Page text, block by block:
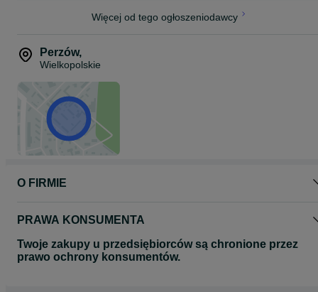
Proszę o kontakt telefoniczny lub za pomocą formularza OLX
Zapraszamy do zapoznania się z całą naszą ofertą felg na naszej
stronie www.dawmac.eu
Więcej od tego ogłoszeniodawcy
Perzów,
Wielkopolskie
O FIRMIE
PRAWA KONSUMENTA
Twoje zakupy u przedsiębiorców są chronione przez
prawo ochrony konsumentów.